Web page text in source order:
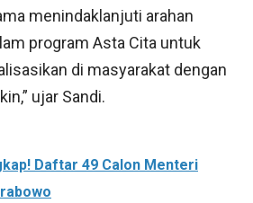
menindaklanjuti arahan
program Asta Cita untuk
di masyarakat dengan
ujar Sandi.
Daftar 49 Calon Menteri